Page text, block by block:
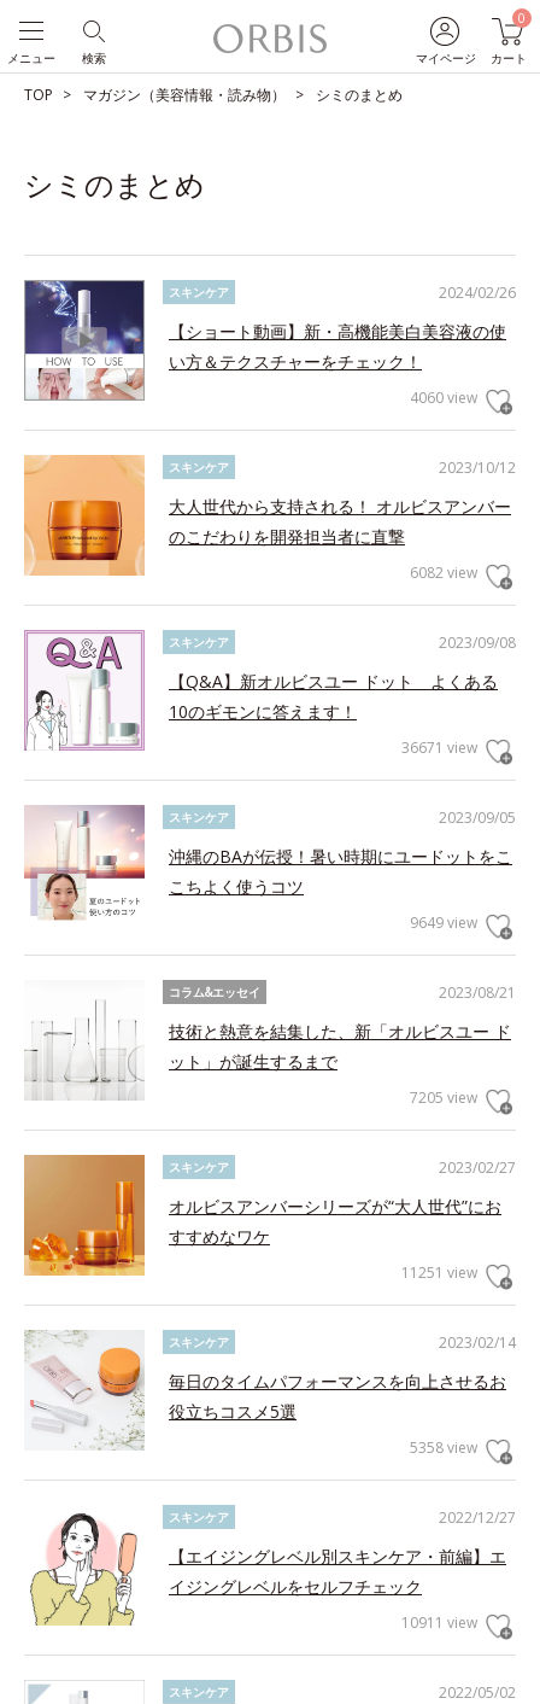
マイページ
0
カート
検索
メニュー
TOP マガジン（美容情報・読み物） シミのまとめ
シミのまとめ
2024/02/26
スキンケア
【ショート動画】新・高機能美白美容液の使
い方＆テクスチャーをチェック！
4060 view
2023/10/12
スキンケア
大人世代から支持される！ オルビスアンバー
のこだわりを開発担当者に直撃
6082 view
2023/09/08
スキンケア
【Q&A】新オルビスユー ドット よくある
10のギモンに答えます！
36671 view
2023/09/05
スキンケア
沖縄のBAが伝授！暑い時期にユードットをこ
こちよく使うコツ
9649 view
2023/08/21
コラム&エッセイ
技術と熱意を結集した、新「オルビスユー ド
ット」が誕生するまで
7205 view
2023/02/27
スキンケア
オルビスアンバーシリーズが“大人世代”にお
すすめなワケ
11251 view
2023/02/14
スキンケア
毎日のタイムパフォーマンスを向上させるお
役立ちコスメ5選
5358 view
2022/12/27
スキンケア
【エイジングレベル別スキンケア・前編】エ
イジングレベルをセルフチェック
10911 view
2022/05/02
スキンケア